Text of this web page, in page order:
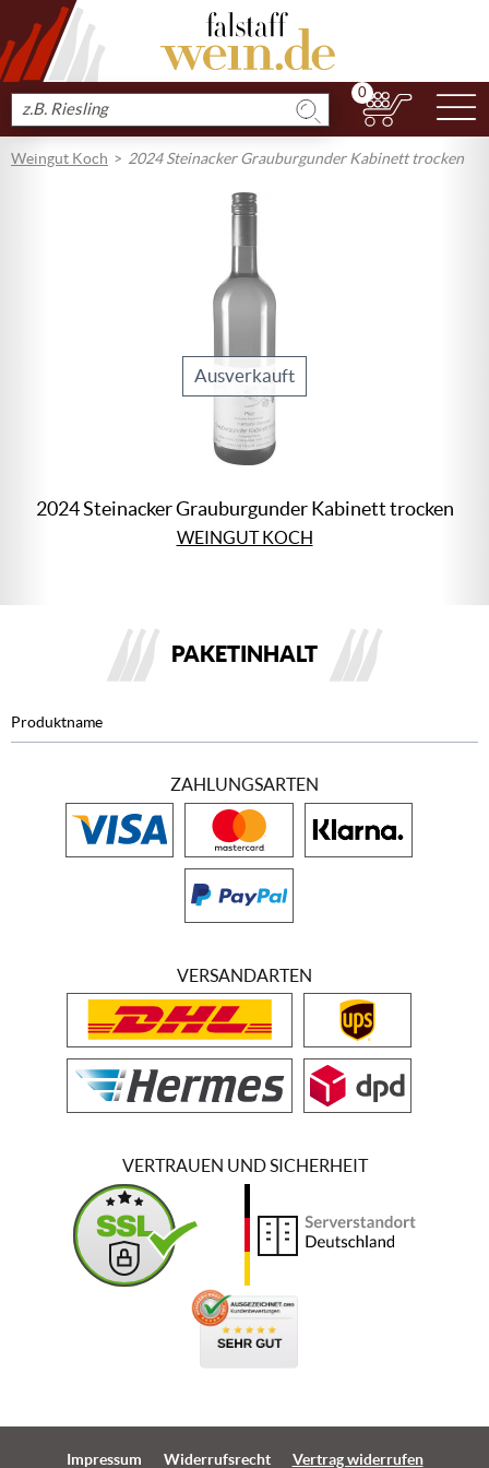
Produkt
suchen
0
Weingut Koch 2024 Steinacker Grauburgunder Kabinett trocken
Ausverkauft
2024 Steinacker Grauburgunder Kabinett trocken
WEINGUT KOCH
PAKETINHALT
Produktname
ZAHLUNGSARTEN
VERSANDARTEN
VERTRAUEN UND SICHERHEIT
Impressum Widerrufsrecht Vertrag widerrufen